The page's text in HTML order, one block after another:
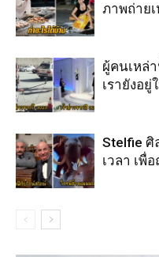
ภาพถ่าย
ผู้คนเหล่
เรายังอ
Stelfie ศิ
เวลา เพื่